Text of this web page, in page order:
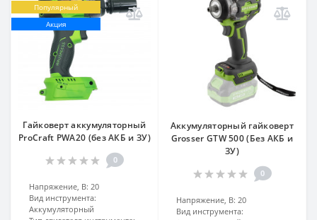
Популярный
Акция
Гайковерт аккумуляторный
ProCraft PWA20 (без АКБ и ЗУ)
0
Напряжение, В: 20
Вид инструмента:
Аккумуляторный
Аккумуляторный гайковерт
Grosser GTW 500 (Без АКБ и
ЗУ)
0
Напряжение, В: 20
Вид инструмента: